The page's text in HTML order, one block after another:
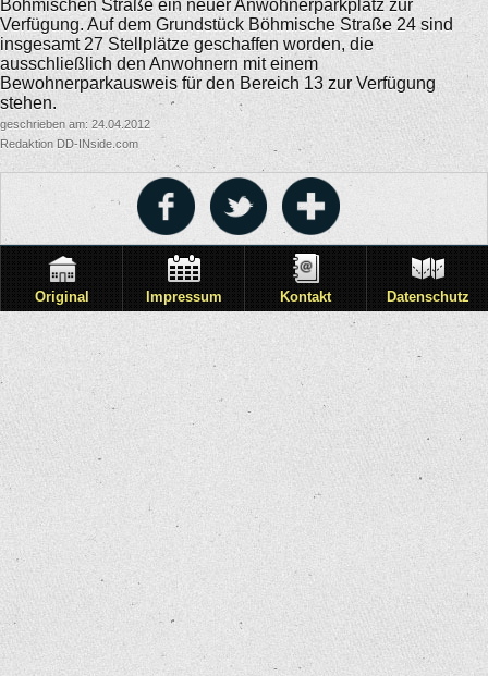
Böhmischen Straße ein neuer Anwohnerparkplatz zur
Verfügung. Auf dem Grundstück Böhmische Straße 24 sind
insgesamt 27 Stellplätze geschaffen worden, die
ausschließlich den Anwohnern mit einem
Bewohnerparkausweis für den Bereich 13 zur Verfügung
stehen.
geschrieben am: 24.04.2012
Redaktion DD-INside.com
Original Impressum Kontakt Datenschutz